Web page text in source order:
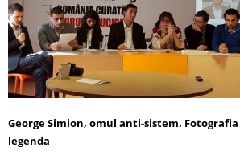
George Simion, omul anti-sistem.
legenda